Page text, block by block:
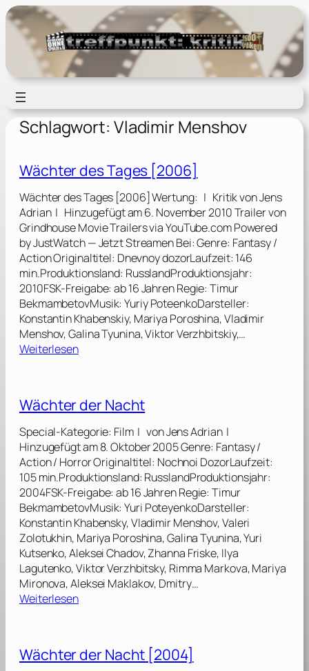
Zum
Inhalt
springen
Schlagwort: Vladimir Menshov
Wächter des Tages [2006]
Wächter des Tages [2006] Wertung: | Kritik von Jens
Adrian | Hinzugefügt am 6. November 2010 Trailer von
Grindhouse Movie Trailers via YouTube.com Powered
by JustWatch — Jetzt Streamen Bei: Genre: Fantasy /
Action Originaltitel: Dnevnoy dozorLaufzeit: 146
min.Produktionsland: RusslandProduktionsjahr:
2010FSK-Freigabe: ab 16 Jahren Regie: Timur
BekmambetovMusik: Yuriy PoteenkoDarsteller:
Konstantin Khabenskiy, Mariya Poroshina, Vladimir
Menshov, Galina Tyunina, Viktor Verzhbitskiy,…
Weiterlesen:
h
e
r
d
e
s
T
a
g
e
s
[
2
6
]
Wächter der Nacht
Special-Kategorie: Film | von Jens Adrian |
Hinzugefügt am 8. Oktober 2005 Genre: Fantasy /
Action / Horror Originaltitel: Nochnoi DozorLaufzeit:
105 min.Produktionsland: RusslandProduktionsjahr:
2004FSK-Freigabe: ab 16 Jahren Regie: Timur
BekmambetovMusik: Yuri PoteyenkoDarsteller:
Konstantin Khabensky, Vladimir Menshov, Valeri
Zolotukhin, Mariya Poroshina, Galina Tyunina, Yuri
Kutsenko, Aleksei Chadov, Zhanna Friske, Ilya
Lagutenko, Viktor Verzhbitsky, Rimma Markova, Mariya
Mironova, Aleksei Maklakov, Dmitry…
Weiterlesen:
h
Wächter der Nacht [2004]